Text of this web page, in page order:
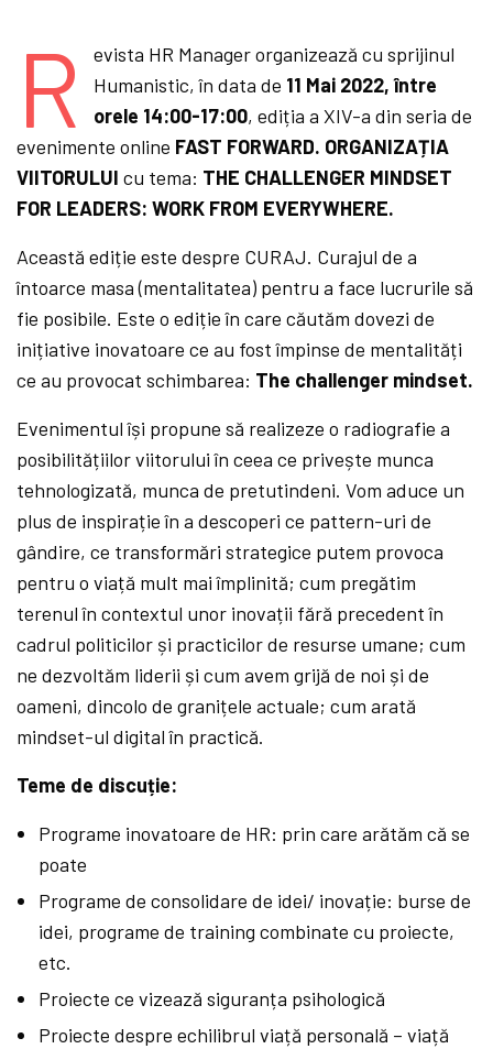
R
evista HR Manager organizează cu sprijinul
Humanistic, în data de 11 Mai 2022, între
orele 14:00-17:00, ediția a XIV-a din seria de
evenimente online FAST FORWARD. ORGANIZAȚIA
VIITORULUI cu tema: THE CHALLENGER MINDSET
FOR LEADERS: WORK FROM EVERYWHERE.
Această ediție este despre CURAJ. Curajul de a
întoarce masa (mentalitatea) pentru a face lucrurile să
fie posibile. Este o ediție în care căutăm dovezi de
inițiative inovatoare ce au fost împinse de mentalități
ce au provocat schimbarea: The challenger mindset.
Evenimentul își propune să realizeze o radiografie a
posibilitățiilor viitorului în ceea ce privește munca
tehnologizată, munca de pretutindeni. Vom aduce un
plus de inspirație în a descoperi ce pattern-uri de
gândire, ce transformări strategice putem provoca
pentru o viață mult mai împlinită; cum pregătim
terenul în contextul unor inovații fără precedent în
cadrul politicilor și practicilor de resurse umane; cum
ne dezvoltăm liderii și cum avem grijă de noi și de
oameni, dincolo de granițele actuale; cum arată
mindset-ul digital în practică.
Teme de discuție:
Programe inovatoare de HR: prin care arătăm că se
poate
Programe de consolidare de idei/ inovație: burse de
idei, programe de training combinate cu proiecte,
etc.
Proiecte ce vizează siguranța psihologică
Proiecte despre echilibrul viață personală – viață